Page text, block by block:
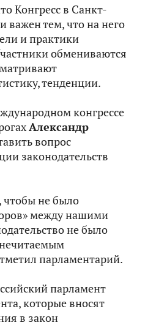
Конгресс в Санкт-
важен тем, что на него
и практики
обмениваются
тенденции.
конгрессе
Александр
вопрос
законодательств
чтобы не было
между нашими
не было
парламентарий.
парламент
которые вносят
в закон